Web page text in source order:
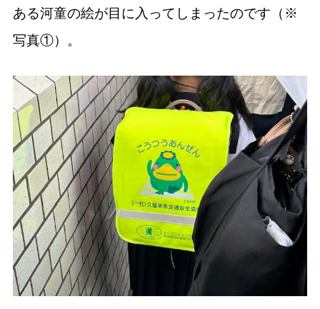
ある河童の絵が目に入ってしまったのです（※
写真①）。